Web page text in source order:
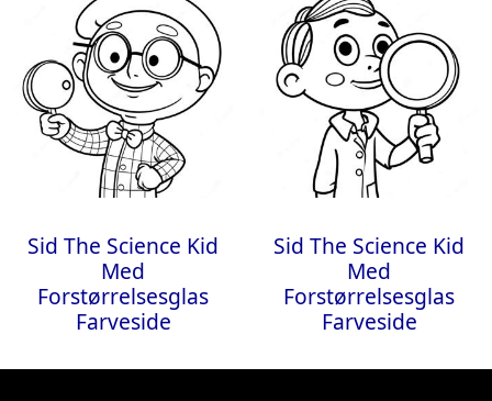
Sid The Science Kid
Med
Forstørrelsesglas
Farveside
Sid The Science Kid
Med
Forstørrelsesglas
Farveside